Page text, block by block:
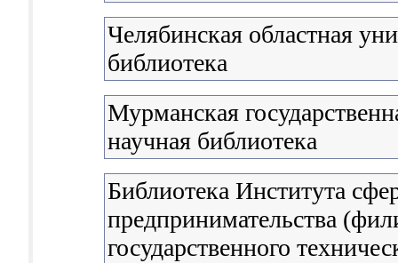
Челябинская областная
библиотека
Мурманская
научная библиотека
Библиотека Института
предпринимательства
государственного